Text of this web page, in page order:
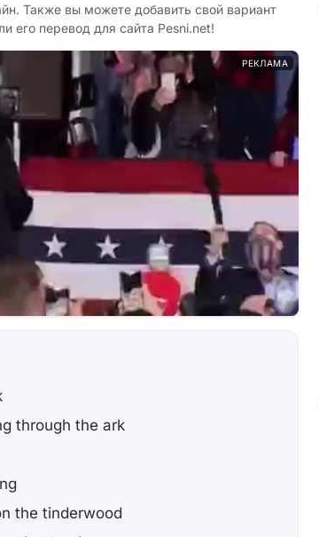
Также вы можете добавить свой вариант
его перевод для сайта Pesni.net!
РЕКЛАМА
through the ark
the tinderwood